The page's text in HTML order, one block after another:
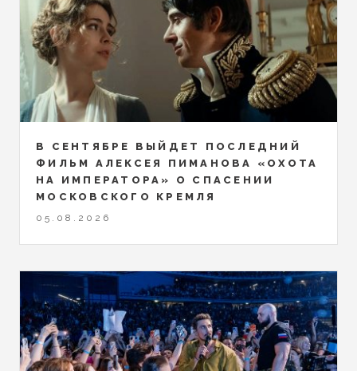
В СЕНТЯБРЕ ВЫЙДЕТ ПОСЛЕДНИЙ
ФИЛЬМ АЛЕКСЕЯ ПИМАНОВА «ОХОТА
НА ИМПЕРАТОРА» О СПАСЕНИИ
МОСКОВСКОГО КРЕМЛЯ
05.08.2026